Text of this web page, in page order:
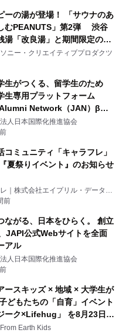
ーの湯が登場！ 「サウナのあ
むPEANUTS」第2弾 渋谷
湯「改良湯」と期間限定のコ
ション サウナイキタイコラ
も発売決定！
ニー・クリエイティブプロダクツ
生がつくる、留学生のため
生専用プラットフォーム
Network（JAN）β版
ス人日本国際化推進協会
コミュニティ「キャラフレ」
『夏祭りイベント』のお知らせ
｜株式会社エイプリル・データ・
前
ながる、日本をひらく。 創立
JAPI公式Webサイトを全面
アル
人日本国際化推進協会
ースキッズ × 地域 × 大学生が
どもたちの「自育」イベント
ーク×Lifehug」 を8月23日
Earth Kids